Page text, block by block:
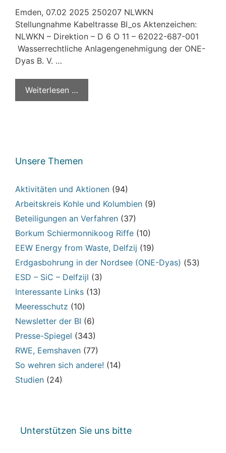
Emden, 07.02 2025 250207 NLWKN
Stellungnahme Kabeltrasse BI_os Aktenzeichen:
NLWKN – Direktion – D 6 O 11 – 62022-687-001
Wasserrechtliche Anlagengenehmigung der ONE-
Dyas B. V. …
Weiterlesen …
Unsere Themen
Aktivitäten und Aktionen (94)
Arbeitskreis Kohle und Kolumbien (9)
Beteiligungen an Verfahren (37)
Borkum Schiermonnikoog Riffe (10)
EEW Energy from Waste, Delfzij (19)
Erdgasbohrung in der Nordsee (ONE-Dyas) (53)
ESD – SiC – Delfzijl (3)
Interessante Links (13)
Meeresschutz (10)
Newsletter der BI (6)
Presse-Spiegel (343)
RWE, Eemshaven (77)
So wehren sich andere! (14)
Studien (24)
Unterstützen Sie uns bitte